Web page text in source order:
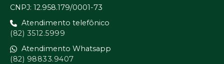
CNPJ: 12.958.179/0001-73
Atendimento telefônico
(82) 3512.5999
Atendimento Whatsapp
(82) 98833.9407